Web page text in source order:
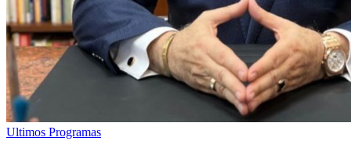
Ultimos Programas